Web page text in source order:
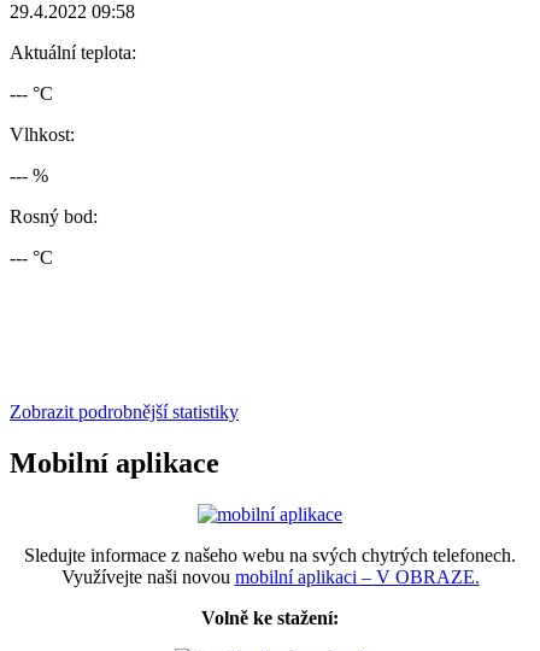
29.4.2022 09:58
Aktuální teplota:
--- °C
Vlhkost:
--- %
Rosný bod:
--- °C
Zobrazit podrobnější statistiky
Mobilní aplikace
Sledujte informace z našeho webu na svých chytrých telefonech.
Využívejte naši novou mobilní aplikaci – V OBRAZE.
Volně ke stažení: